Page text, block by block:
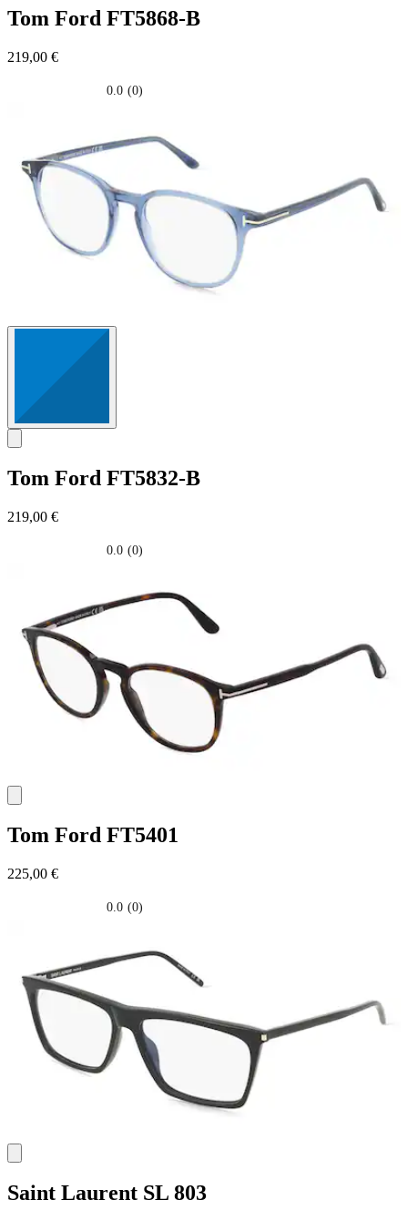
Tom Ford FT5868-B
219,00 €
0.0 (0)
Tom Ford FT5832-B
219,00 €
0.0 (0)
Tom Ford FT5401
225,00 €
0.0 (0)
Saint Laurent SL 803